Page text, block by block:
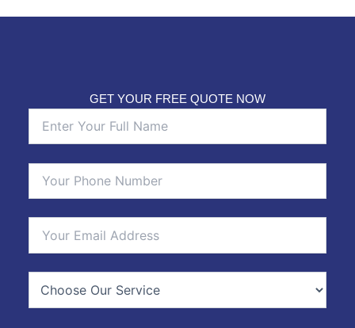
GET YOUR FREE QUOTE NOW